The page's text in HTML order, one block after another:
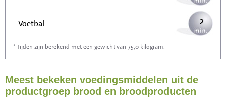
Voetbal 2
Stofzuigen
Strijken
* Tijden zijn berekend met een gewicht van 75,0 kilogram.
Meest bekeken voedingsmiddelen uit de
productgroep brood en broodproducten